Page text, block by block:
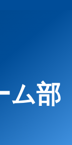
ム部